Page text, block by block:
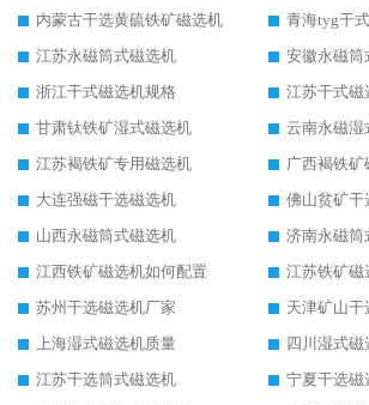
内蒙古干选黄硫铁矿磁选机
青海tyg干
江苏永磁筒式磁选机
安徽永磁筒
浙江干式磁选机规格
甘肃钛铁矿湿式磁选机
云南永磁湿
江苏褐铁矿专用磁选机
广西褐铁矿
大连强磁干选磁选机
佛山贫矿干
山西永磁筒式磁选机
济南永磁筒
江西铁矿磁选机如何配置
江苏铁矿磁
苏州干选磁选机厂家
天津矿山干
上海湿式磁选机质量
四川湿式
江苏干选筒式磁选机
宁夏干选磁